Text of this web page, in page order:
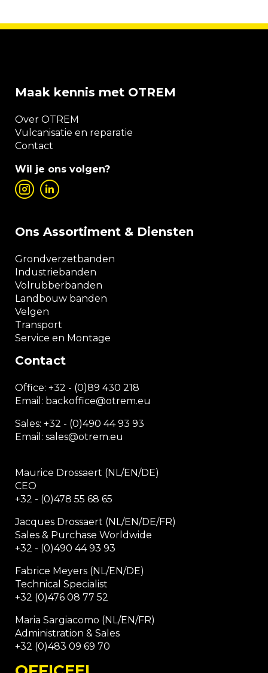
Contact
Office: +32 - (0)89 430 218
Email: backoffice@otrem.eu
Sales: +32 - (0)490 44 93 93
Email: sales@otrem.eu
Maurice Drossaert (NL/EN/DE)
CEO
+32 - (0)478 55 68 65
Jacques Drossaert (NL/EN/DE/FR)
Sales & Purchase Worldwide
+32 - (0)490 44 93 93
Fabrice Meyers (NL/EN/DE)
Technical Specialist
+32 (0)476 08 77 52
Maria Sargiacomo (NL/EN/FR)
Administration & Sales
+32 (0)483 09 69 70
Ons Assortiment & Diensten
Grondverzetbanden
Industriebanden
Volrubberbanden
Landbouw banden
Velgen
Transport
Service en Montage
Maak kennis met OTREM
Over OTREM
Vulcanisatie en reparatie
Contact
Wil je ons volgen?